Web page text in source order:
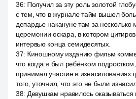
36: Получил за эту роль золотой
с тем, что в журнале тайм вышел
депардье накануне там за несколько
церемонии оскара, в котором
интервью конца семидесятых.
37: Киношному изданию фильм
что когда я был ребёнком
принимал участие в изнасилованиях
того, уточнил, что это не были
38: Девушкам нравилось оказываться